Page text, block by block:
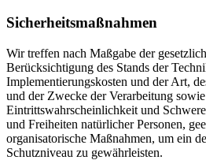
Sicherheitsmaßnahmen
Wir treffen nach Maßgabe der
Berücksichtigung des Stands der
Implementierungskosten und der Art,
und der Zwecke der Verarbeitung
Eintrittswahrscheinlichkeit und
und Freiheiten natürlicher Personen,
organisatorische Maßnahmen, um ein
Schutzniveau zu gewährleisten.